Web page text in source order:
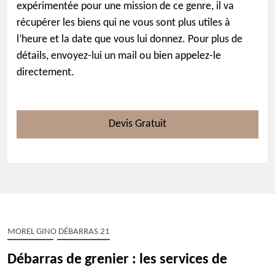
expérimentée pour une mission de ce genre, il va
récupérer les biens qui ne vous sont plus utiles à
l’heure et la date que vous lui donnez. Pour plus de
détails, envoyez-lui un mail ou bien appelez-le
directement.
Devis Gratuit
MOREL GINO DÉBARRAS 21
Débarras de grenier : les services de